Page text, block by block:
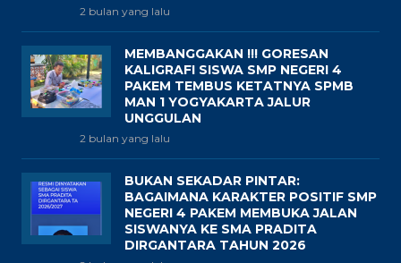
2 bulan yang lalu
MEMBANGGAKAN !!! GORESAN
KALIGRAFI SISWA SMP NEGERI 4
PAKEM TEMBUS KETATNYA SPMB
MAN 1 YOGYAKARTA JALUR
UNGGULAN
2 bulan yang lalu
BUKAN SEKADAR PINTAR:
BAGAIMANA KARAKTER POSITIF SMP
NEGERI 4 PAKEM MEMBUKA JALAN
SISWANYA KE SMA PRADITA
DIRGANTARA TAHUN 2026